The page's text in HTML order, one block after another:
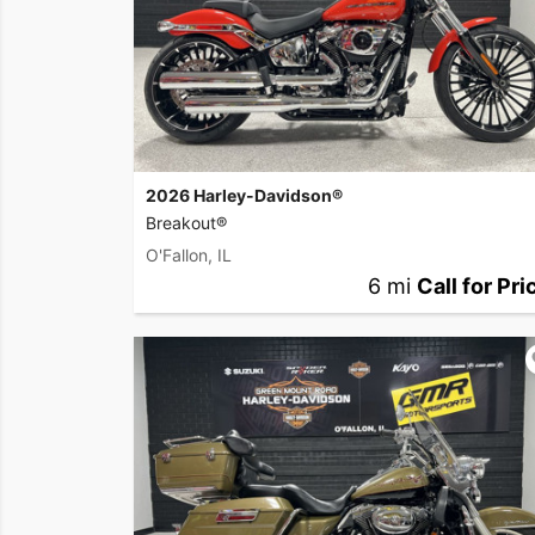
2026 Harley-Davidson®
Breakout®
O'Fallon, IL
6 mi Call for